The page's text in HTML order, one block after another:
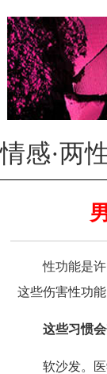
情感·两
性功能是
这些伤害性功
这些习惯
软沙发。